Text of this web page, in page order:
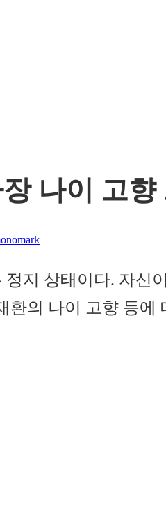
나이 고향
지 상태이다. 자
환의 나이 고향 등에